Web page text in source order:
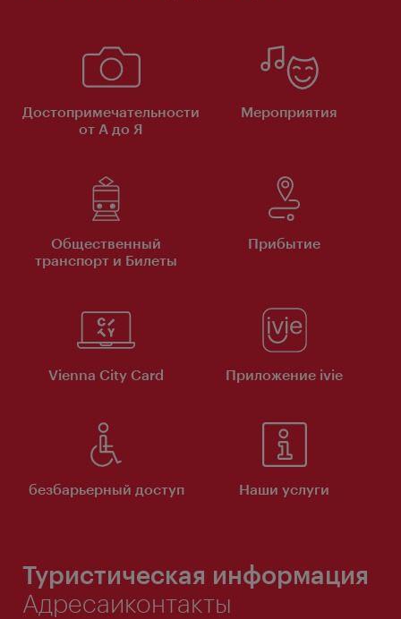
Достопримечательности
от А до Я
Мероприятия
Общественный
транспорт и Билеты
Прибытие
Vienna City Card Приложение ivie
безбарьерный доступ Наши услуги
Туристическая информация
Адресаиконтакты